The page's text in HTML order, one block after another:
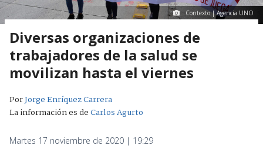
Contexto | Agencia UNO
Diversas organizaciones de
trabajadores de la salud se
movilizan hasta el viernes
PorJorge Enríquez Carrera
La información es deCarlos Agurto
Martes 17 noviembre de 2020 | 19:29